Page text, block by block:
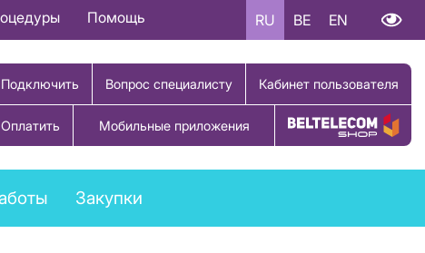
Помощь RU BE EN
Подключить Вопрос специалисту Кабинет пользователя
Оплатить Мобильные приложения Купить товар
Закупки